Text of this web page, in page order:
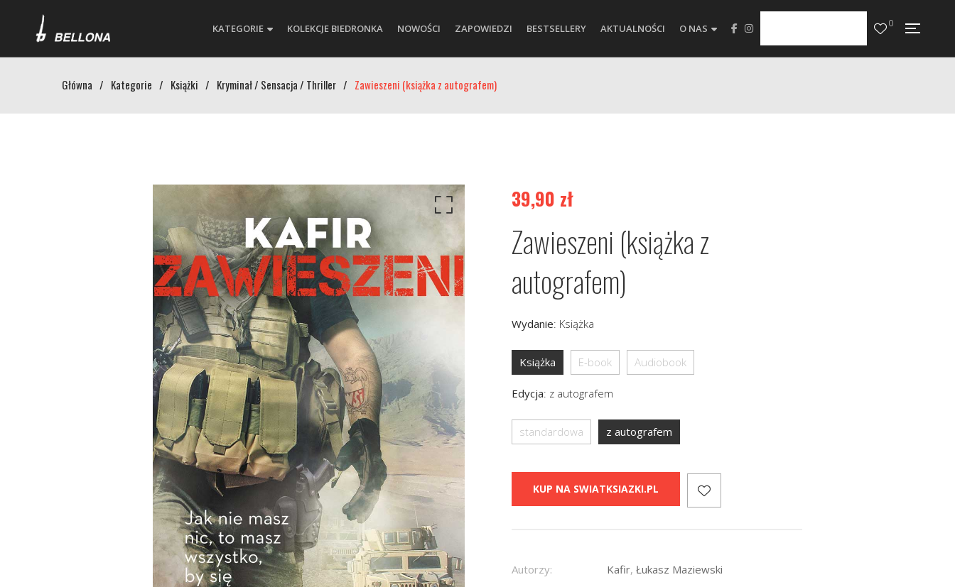
KATEGORIE KOLEKCJE BIEDRONKA NOWOŚCI ZAPOWIEDZI BESTSELLERY AKTUALNOŚCI O NAS 0
Główna / Kategorie / Książki / Kryminał / Sensacja / Thriller / Zawieszeni (książka z autografem)
39,90 zł
Zawieszeni (książka z
autografem)
Wydanie: Książka
Książka E-book Audiobook
Edycja: z autografem
standardowa z autografem
KUP NA SWIATKSIAZKI.PL
Autorzy: Kafir,Łukasz Maziewski